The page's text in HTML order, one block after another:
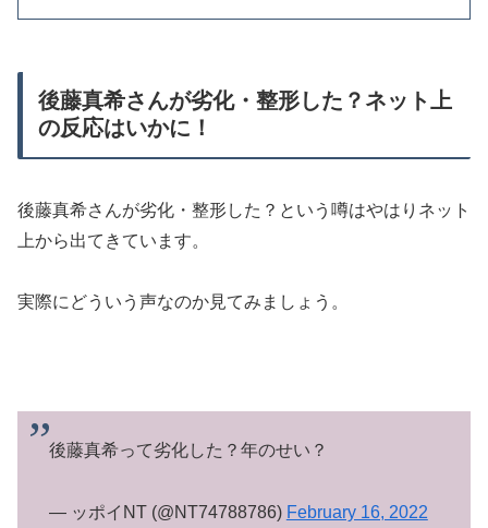
後藤真希さんが劣化・整形した？ネット上
の反応はいかに！
後藤真希さんが劣化・整形した？という噂はやはりネット
上から出てきています。
実際にどういう声なのか見てみましょう。
後藤真希って劣化した？年のせい？
— ッポイNT (@NT74788786) February 16, 2022